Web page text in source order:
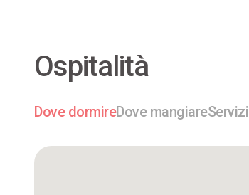
Ospitalità
Dove dormireDove mangiareServizi